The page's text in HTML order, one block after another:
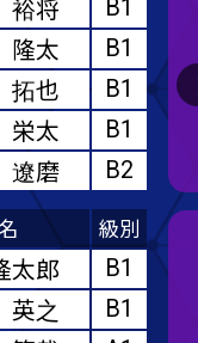
B1
B1
B2
級別
B1
B1
B2
B1
A2